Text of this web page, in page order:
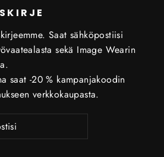
Saat sähköpostiisi
sekä Image Wearin
saat -20 % kampanjakoodin
verkkokaupasta.